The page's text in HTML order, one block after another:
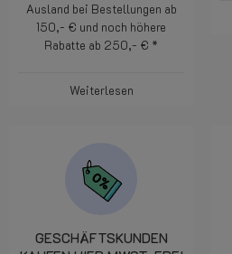
Ausland bei Bestellungen ab
150,- € und noch höhere
Rabatte ab 250,- € *
Weiterlesen
GESCHÄFTSKUNDEN